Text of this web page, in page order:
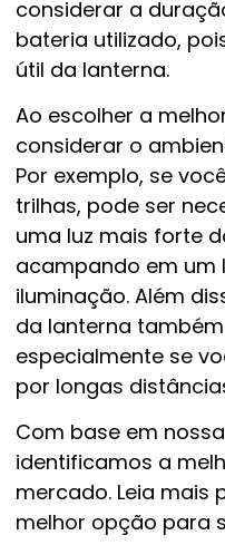
considerar a
bateria utilizado,
útil da lanterna.
Ao escolher a
considerar o
Por exemplo, se
trilhas, pode ser
uma luz mais forte
acampando em um
iluminação. Além
da lanterna
especialmente se
por longas
Com base em
identificamos a
mercado. Leia mais
melhor opção para